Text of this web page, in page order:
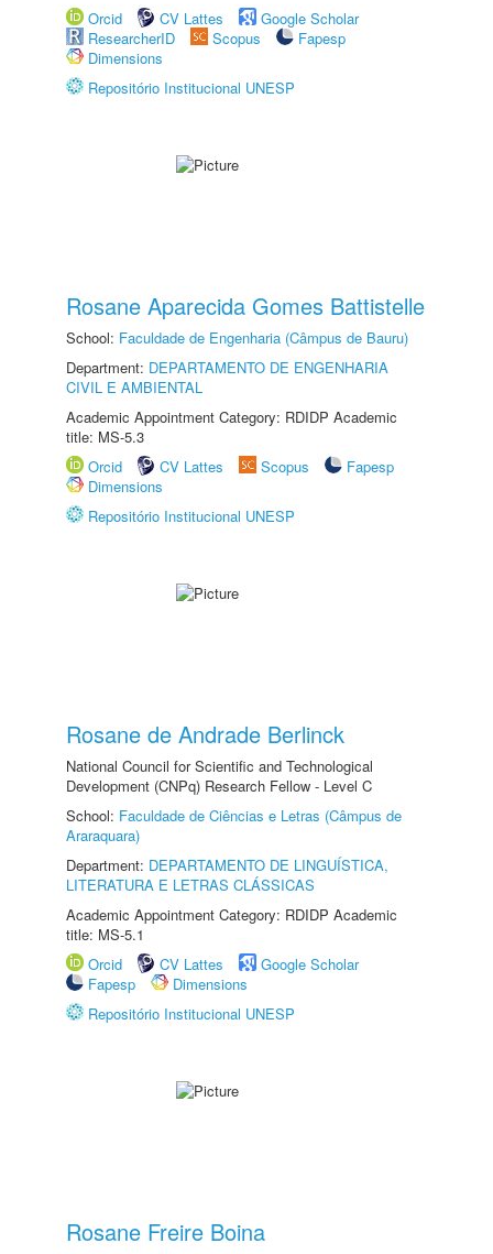
Orcid
CV Lattes
Google Scholar
ResearcherID
Scopus
Fapesp
Dimensions
Repositório Institucional UNESP
Rosane Aparecida Gomes Battistelle
School: Faculdade de Engenharia (Câmpus de Bauru)
Department: DEPARTAMENTO DE ENGENHARIA
CIVIL E AMBIENTAL
Academic Appointment Category: RDIDP Academic
title: MS-5.3
Orcid
CV Lattes Scopus
Fapesp
Dimensions
Repositório Institucional UNESP
Rosane de Andrade Berlinck
National Council for Scientific and Technological
Development (CNPq) Research Fellow - Level C
School: Faculdade de Ciências e Letras (Câmpus de
Araraquara)
Department: DEPARTAMENTO DE LINGUÍSTICA,
LITERATURA E LETRAS CLÁSSICAS
Academic Appointment Category: RDIDP Academic
title: MS-5.1
Orcid
CV Lattes
Google Scholar
Fapesp
Dimensions
Repositório Institucional UNESP
Rosane Freire Boina